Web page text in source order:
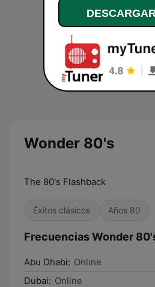
Wonder 80's
The 80's Flashback
Éxitos clásicos Años 80
Frecuencias Wonder
Abu Dhabi: Online
Dubai: Online